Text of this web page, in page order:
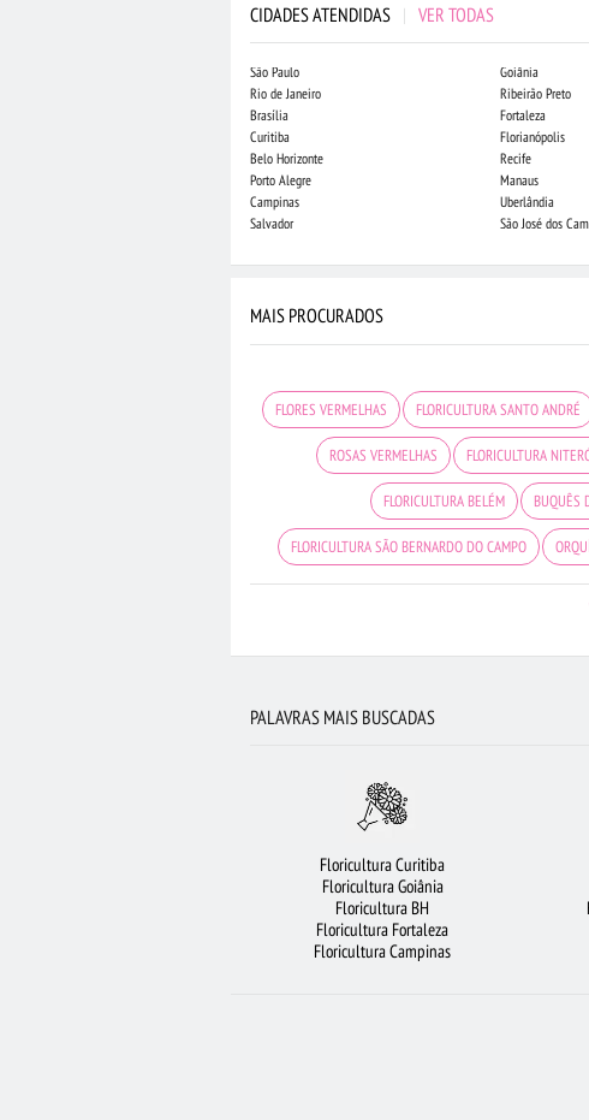
CIDADES ATENDIDAS | VER TODAS
São Paulo
Rio de Janeiro
Brasília
Curitiba
Belo Horizonte
Porto Alegre
Campinas
Salvador
Goiânia
Ribeirão Preto
Fortaleza
Florianópolis
Recife
Manaus
Uberlândia
São José dos
MAIS PROCURADOS
FLORES VERMELHAS FLORICULTURA SANTO ANDRÉ
ROSAS VERMELHAS FLORICULTURA
FLORICULTURA BELÉM BUQUÊS
FLORICULTURA SÃO BERNARDO DO CAMPO
FLORICULTURA CAMPINAS
FLORICULTURA SÃO JOSÉ DOS CAMPOS
COROA DE FLORES CIDADES MAIS PROCURADAS
VIOLETA
PALAVRAS MAIS BUSCADAS
Floricultura Curitiba
Floricultura Goiânia
Floricultura BH
Floricultura Fortaleza
Floricultura Campinas